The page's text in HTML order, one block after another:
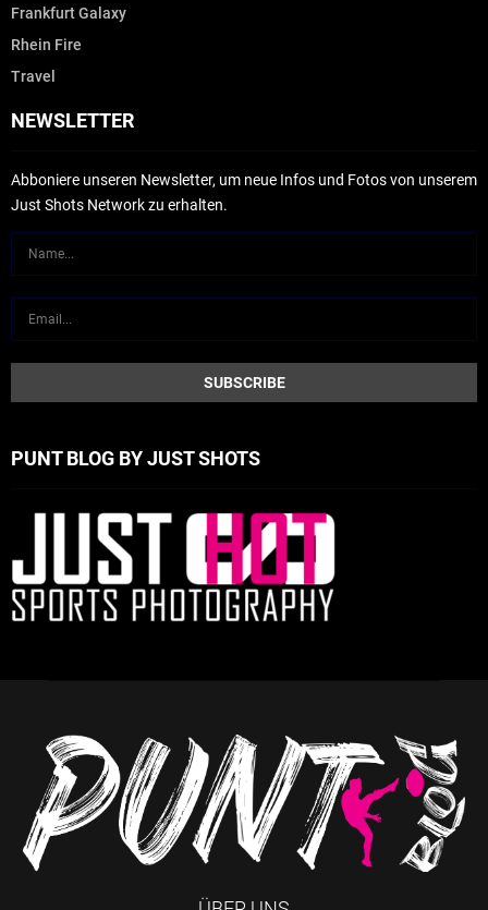
Frankfurt Galaxy
Rhein Fire
Travel
NEWSLETTER
Abboniere unseren Newsletter, um neue Infos und Fotos von unserem
Just Shots Network zu erhalten.
PUNT BLOG BY JUST SHOTS